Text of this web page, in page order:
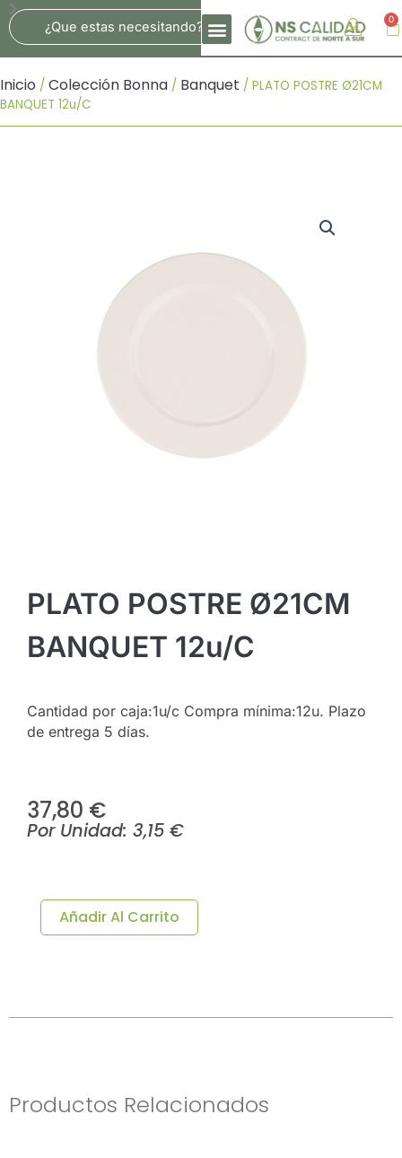
Al
Contenido
Search 0
Inicio / Colección Bonna / Banquet / PLATO POSTRE Ø21CM
BANQUET 12u/c
PLATO POSTRE Ø21CM
BANQUET 12u/c
Cantidad por caja:1u/c Compra mínima:12u. Plazo
de entrega 5 días.
37,80 €
Por Unidad: 3,15 €
Ø21CM
BANQUETAñadir Al Carrito
Productos Relacionados